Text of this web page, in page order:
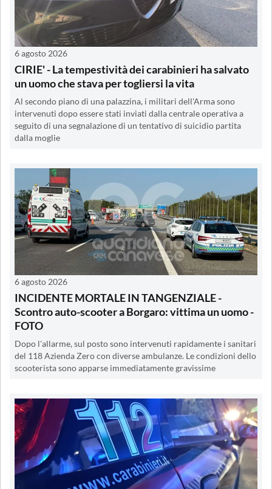
6 agosto 2026
CIRIE' - La tempestività dei carabinieri ha salvato
un uomo che stava per togliersi la vita
Al secondo piano di una palazzina, i militari dell'Arma sono
intervenuti dopo essere stati inviati dalla centrale operativa a
seguito di una segnalazione di un tentativo di suicidio partita
dalla moglie
6 agosto 2026
INCIDENTE MORTALE IN TANGENZIALE -
Scontro auto-scooter a Borgaro: vittima un uomo -
FOTO
Dopo l'allarme, sul posto sono intervenuti rapidamente i sanitari
del 118 Azienda Zero con diverse ambulanze. Le condizioni dello
scooterista sono apparse immediatamente gravissime